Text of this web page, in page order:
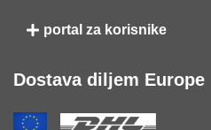
portal za korisnike
Dostava diljem Europe